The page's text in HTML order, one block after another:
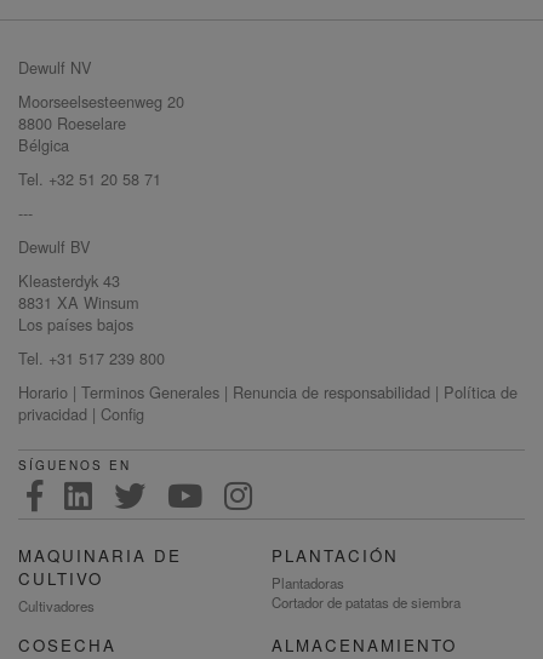
Dewulf NV
Moorseelsesteenweg 20
8800 Roeselare
Bélgica
Tel. +32 51 20 58 71
---
Dewulf BV
Kleasterdyk 43
8831 XA Winsum
Los países bajos
Tel. +31 517 239 800
Horario | Terminos Generales | Renuncia de responsabilidad | Política de
privacidad | Config
SÍGUENOS EN
MAQUINARIA DE
CULTIVO
Cultivadores
PLANTACIÓN
Plantadoras
Cortador de patatas de siembra
COSECHA ALMACENAMIENTO